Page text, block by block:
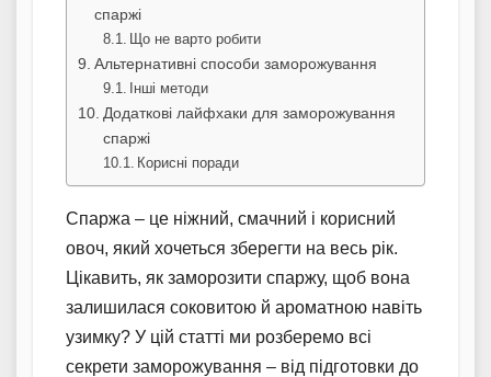
спаржі
Що не варто робити
Альтернативні способи заморожування
Інші методи
Додаткові лайфхаки для заморожування
спаржі
Корисні поради
Спаржа – це ніжний, смачний і корисний
овоч, який хочеться зберегти на весь рік.
Цікавить, як заморозити спаржу, щоб вона
залишилася соковитою й ароматною навіть
узимку? У цій статті ми розберемо всі
секрети заморожування – від підготовки до